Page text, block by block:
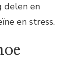
delen en
en stress.